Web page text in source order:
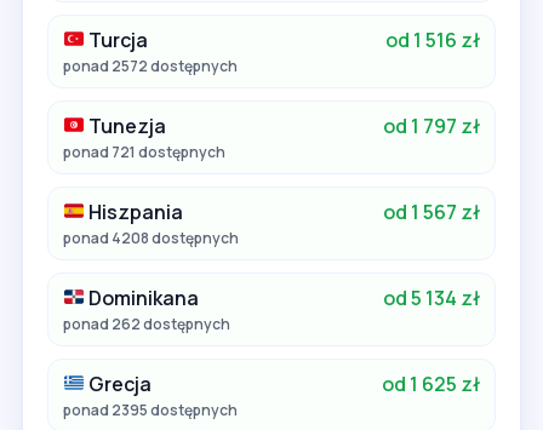
Turcja od 1 516 zł
ponad 2572 dostępnych
Tunezja od 1 797 zł
ponad 721 dostępnych
Hiszpania od 1 567 zł
ponad 4208 dostępnych
Dominikana od 5 134 zł
ponad 262 dostępnych
Grecja od 1 625 zł
ponad 2395 dostępnych